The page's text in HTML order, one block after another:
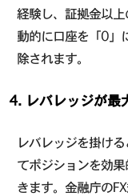
経験し、証拠金以
動的に口座を「0」
除されます。
4. レバレッジが最
レバレッジを掛け
てポジションを効
きます。金融庁の